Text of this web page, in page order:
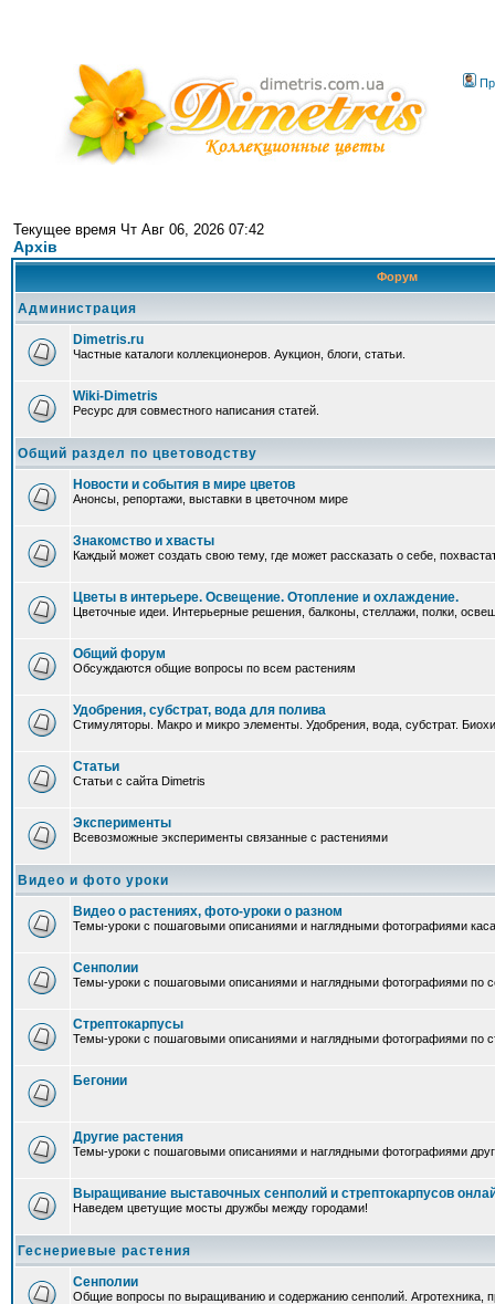
Текущее время Чт Авг 06, 2026 07:42
Архів
Форум
Администрация
Dimetris.ru
Частные каталоги коллекционеров. Аукцион, блоги, статьи.
Wiki-Dimetris
Ресурс для совместного написания статей.
Общий раздел по цветоводству
Новости и события в мире цветов
Анонсы, репортажи, выставки в цветочном мире
Знакомство и хвасты
Каждый может создать свою тему, где может рассказать о себе,
Цветы в интерьере. Освещение. Отопление и охлаждение.
Цветочные идеи. Интерьерные решения, балконы, стеллажи, полки,
Общий форум
Обсуждаются общие вопросы по всем растениям
Удобрения, субстрат, вода для полива
Стимуляторы. Макро и микро элементы. Удобрения, вода, субстрат.
Статьи
Статьи с сайта Dimetris
Эксперименты
Всевозможные эксперименты связанные с растениями
Видео и фото уроки
Видео о растениях, фото-уроки о разном
Темы-уроки с пошаговыми описаниями и наглядными фотографиями
Сенполии
Темы-уроки с пошаговыми описаниями и наглядными фотографиями по
Стрептокарпусы
Темы-уроки с пошаговыми описаниями и наглядными фотографиями по
Бегонии
Другие растения
Темы-уроки с пошаговыми описаниями и наглядными фотографиями
Выращивание выставочных сенполий и стрептокарпусов
Наведем цветущие мосты дружбы между городами!
Геснериевые растения
Сенполии
Общие вопросы по выращиванию и содержанию сенполий. Агротехника,